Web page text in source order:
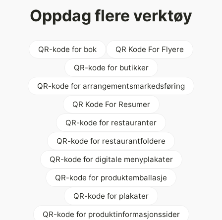
Oppdag flere verktøy
QR-kode for bok
QR Kode For Flyere
QR-kode for butikker
QR-kode for arrangementsmarkedsføring
QR Kode For Resumer
QR-kode for restauranter
QR-kode for restaurantfoldere
QR-kode for digitale menyplakater
QR-kode for produktemballasje
QR-kode for plakater
QR-kode for produktinformasjonssider